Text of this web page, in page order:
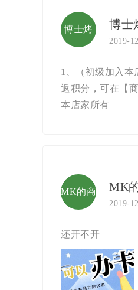
博士烤 博士
2019-
1、（初级加入本
返积分，可在【
本店家所有
MK的商 MK
2019-
还开不开